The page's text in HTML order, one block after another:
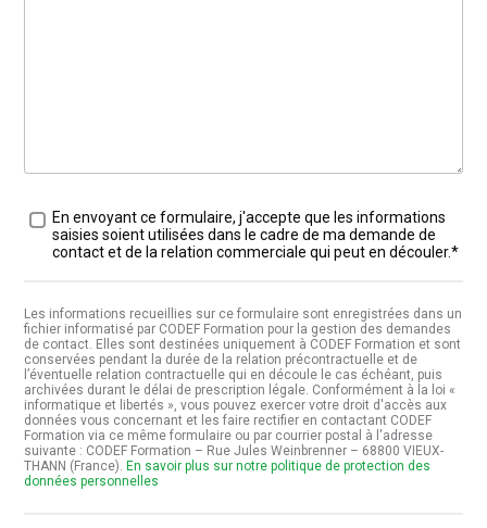
Traitement des données *
En envoyant ce formulaire, j'accepte que les informations
saisies soient utilisées dans le cadre de ma demande de
contact et de la relation commerciale qui peut en découler.*
Les informations recueillies sur ce formulaire sont enregistrées dans un
fichier informatisé par CODEF Formation pour la gestion des demandes
de contact. Elles sont destinées uniquement à CODEF Formation et sont
conservées pendant la durée de la relation précontractuelle et de
l’éventuelle relation contractuelle qui en découle le cas échéant, puis
archivées durant le délai de prescription légale. Conformément à la loi «
informatique et libertés », vous pouvez exercer votre droit d'accès aux
données vous concernant et les faire rectifier en contactant CODEF
Formation via ce même formulaire ou par courrier postal à l'adresse
suivante : CODEF Formation – Rue Jules Weinbrenner – 68800 VIEUX-
THANN (France). En savoir plus sur notre politique de protection des
données personnelles